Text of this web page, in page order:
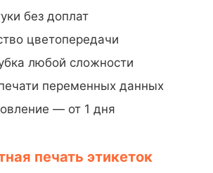
без доплат
цветопередачи
любой сложности
переменных данных
— от 1 дня
печать этикеток